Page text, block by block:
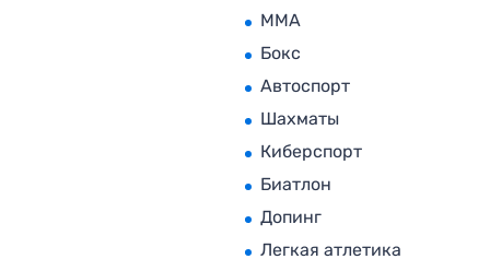
MMA
Бокс
Автоспорт
Шахматы
Киберспорт
Биатлон
Допинг
Легкая атлетика